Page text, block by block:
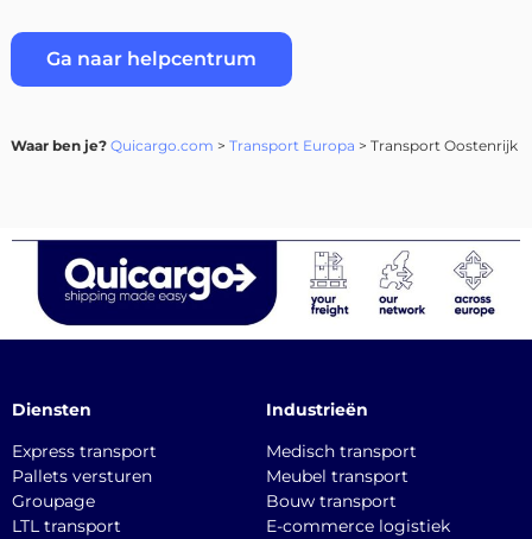
Ga naar helpcentrum
Waar ben je? Quicargo.com > Transport Europa > Transport Oostenrijk
Diensten
Express transport
Pallets versturen
Groupage
LTL transport
Industrieën
Medisch transport
Meubel transport
Bouw transport
E-commerce logistiek